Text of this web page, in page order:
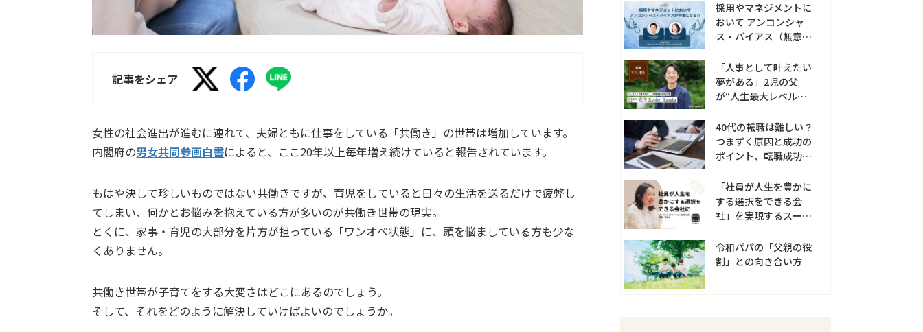
記事をシェア
女性の社会進出が進むに連れて、夫婦ともに仕事をしている「共働き」の世帯は増加しています。
内閣府の男女共同参画白書によると、ここ20年以上毎年増え続けていると報告されています。
もはや決して珍しいものではない共働きですが、育児をしていると日々の生活を送るだけで疲弊し
てしまい、何かとお悩みを抱えている方が多いのが共働き世帯の現実。
とくに、家事・育児の大部分を片方が担っている「ワンオペ状態」に、頭を悩ましている方も少な
くありません。
共働き世帯が子育てをする大変さはどこにあるのでしょう。
そして、それをどのように解決していけばよいのでしょうか。
採用やマネジメントに
おいて アンコンシャ
ス・バイアス（無意識
る?!
「人事として叶えたい
夢がある」2児の父
が“人生最大レベルの分
40代の転職は難しい？
つまずく原因と成功の
ポイント、転職成功事
「社員が人生を豊かに
する選択をできる会
社」を実現するスープ
取り組み
令和パパの「父親の役
割」との向き合い方